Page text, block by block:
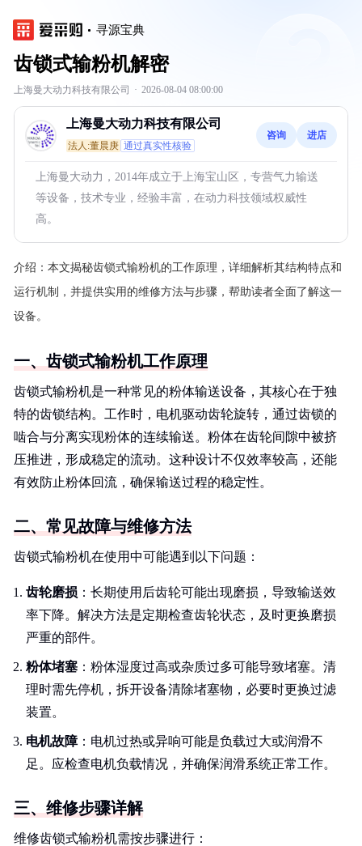
寻源宝典
齿锁式输粉机解密
上海曼大动力科技有限公司 · 2026-08-04 08:00:00
上海曼大动力科技有限公司
法人:董晨庚 通过真实性核验
咨询 进店
上海曼大动力，2014年成立于上海宝山区，专营气力输送
等设备，技术专业，经验丰富，在动力科技领域权威性
高。
介绍： 本文揭秘齿锁式输粉机的工作原理，详细解析其结构特点和
运行机制，并提供实用的维修方法与步骤，帮助读者全面了解这一
设备。
一、齿锁式输粉机工作原理
齿锁式输粉机是一种常见的粉体输送设备，其核心在于独
特的齿锁结构。工作时，电机驱动齿轮旋转，通过齿锁的
啮合与分离实现粉体的连续输送。粉体在齿轮间隙中被挤
压推进，形成稳定的流动。这种设计不仅效率较高，还能
有效防止粉体回流，确保输送过程的稳定性。
二、常见故障与维修方法
齿锁式输粉机在使用中可能遇到以下问题：
齿轮磨损 ：长期使用后齿轮可能出现磨损，导致输送效
率下降。解决方法是定期检查齿轮状态，及时更换磨损
严重的部件。
粉体堵塞 ：粉体湿度过高或杂质过多可能导致堵塞。清
理时需先停机，拆开设备清除堵塞物，必要时更换过滤
装置。
电机故障：电机过热或异响可能是负载过大或润滑不
足。应检查电机负载情况，并确保润滑系统正常工作。
三、维修步骤详解
维修齿锁式输粉机需按步骤进行：